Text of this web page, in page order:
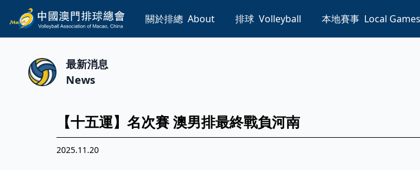
關於排總 About 排球 Volleyball 本地賽事 Local Games
最新消息
News
【十五運】名次賽 澳男排最終戰負河南
2025.11.20